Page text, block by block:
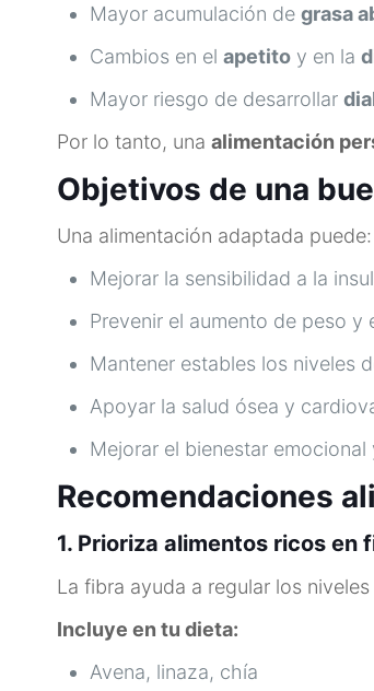
Mayor acumulación degrasa
Cambios en elapetito y en la
Mayor riesgo de desarrollar
Por lo tanto, unaalimentación
Objetivos de una
Una alimentación adaptada puede:
Mejorar la sensibilidad a la
Prevenir el aumento de peso
Mantener estables los niveles
Apoyar la salud ósea y
Mejorar el bienestar
Recomendaciones
1. Prioriza alimentos ricos en
La fibra ayuda a regular los
Incluye en tu dieta:
Avena, linaza, chía